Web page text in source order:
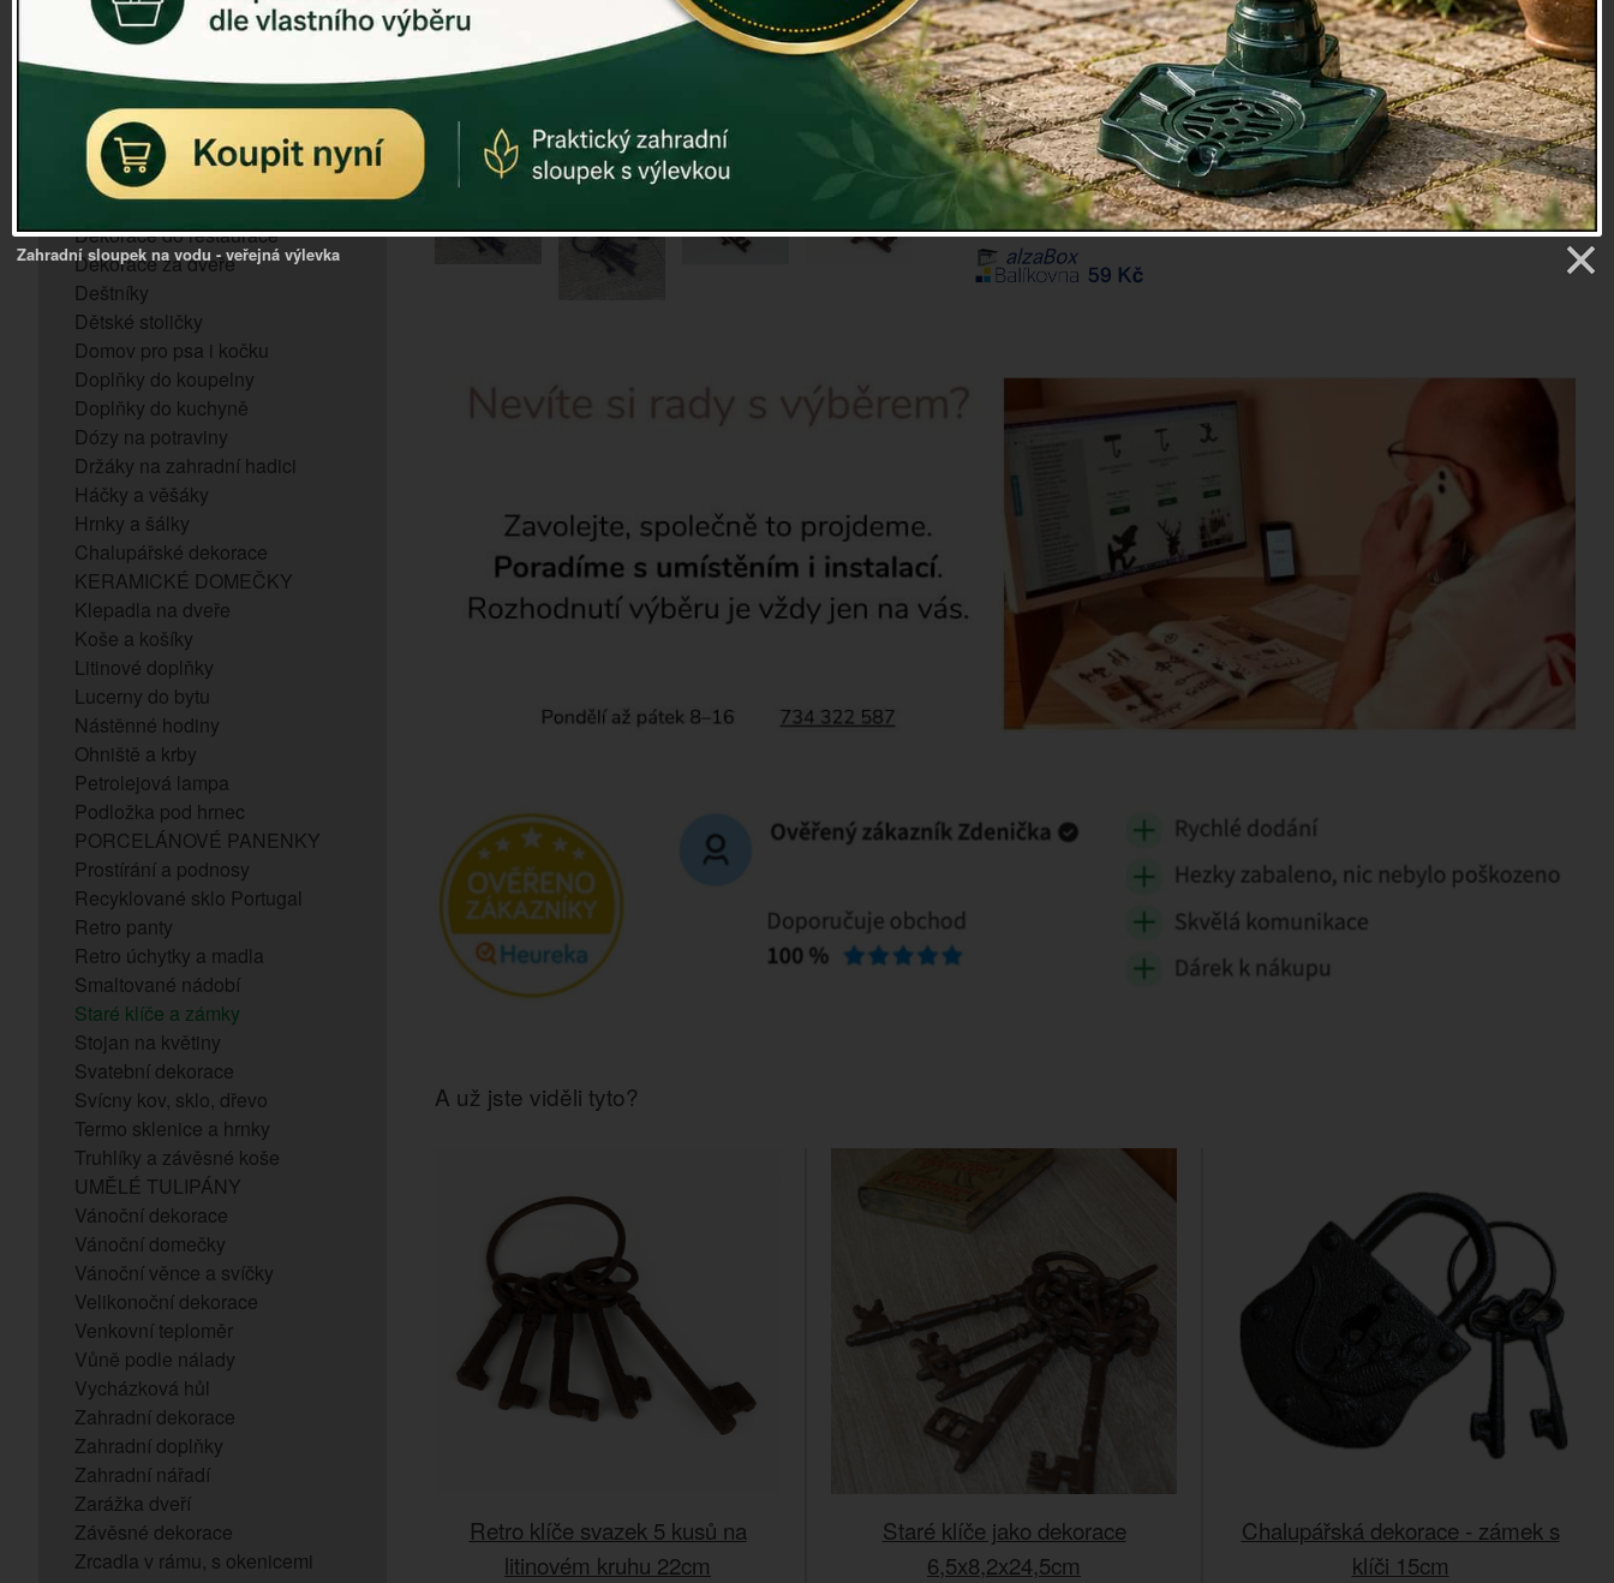
Aroma lampy
Buddha soška
BUDKY PRO SÝKORKY
Budky pro vrabce
Bytový textil
Dárky pro muže
Dekorace do bytu
Dekorace do restaurace
Dekorace za dveře
Deštníky
Dětské stoličky
Domov pro psa i kočku
Doplňky do koupelny
Doplňky do kuchyně
Dózy na potraviny
Držáky na zahradní hadici
Háčky a věšáky
Hrnky a šálky
Chalupářské dekorace
KERAMICKÉ DOMEČKY
Klepadla na dveře
Koše a košíky
Litinové doplňky
Lucerny do bytu
Nástěnné hodiny
Ohniště a krby
Petrolejová lampa
Podložka pod hrnec
PORCELÁNOVÉ PANENKY
Prostírání a podnosy
Recyklované sklo Portugal
Retro panty
Retro úchytky a madla
Smaltované nádobí
Staré klíče a zámky
Stojan na květiny
Svatební dekorace
Svícny kov, sklo, dřevo
Termo sklenice a hrnky
Truhlíky a závěsné koše
UMĚLÉ TULIPÁNY
Vánoční dekorace
Vánoční domečky
Vánoční věnce a svíčky
Velikonoční dekorace
Venkovní teploměr
Vůně podle nálady
Vycházková hůl
Zahradní dekorace
Zahradní doplňky
Zahradní nářadí
Zarážka dveří
Závěsné dekorace
Zrcadla v rámu, s okenicemi
Cena: 259 Kč
SklademMŮŽETE MÍT JIŽ ZÍTRA
Doručíme do: 7.8.
ks
Přidat do košíku
A už jste viděli tyto?
Retro klíče svazek 5 kusů na
litinovém kruhu 22cm
Staré klíče jako dekorace
6,5x8,2x24,5cm
Chalupářská dekorace - zámek s
klíči 15cm
Zahradní sloupek na vodu - veřejná výlevka